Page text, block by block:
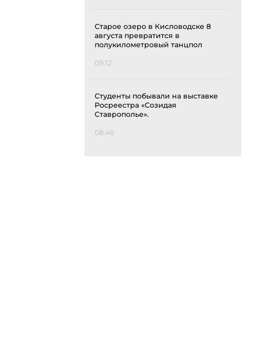
Старое озеро в Кисловодске 8
августа превратится в
полукилометровый танцпол
09:12
Студенты побывали на выставке
Росреестра «Созидая
Ставрополье».
08:46